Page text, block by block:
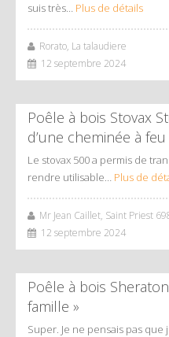
suis très… Plus de détails
Rorato, La talaudiere
12 septembre 2024
Poêle à bois Stovax
d’une cheminée à
Le stovax 500 a permis de
rendre utilisable… Plus de
Mr Jean Caillet, Saint Priest
12 septembre 2024
Poêle à bois
famille »
Super. Je ne pensais pas que